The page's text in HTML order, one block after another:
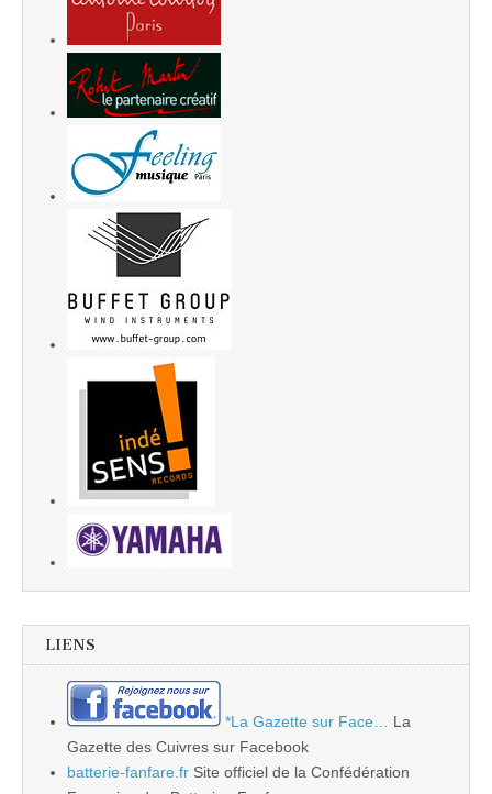
LIENS
*La Gazette sur Face…
La
Gazette des Cuivres sur Facebook
batterie-fanfare.fr Site officiel de la Confédération